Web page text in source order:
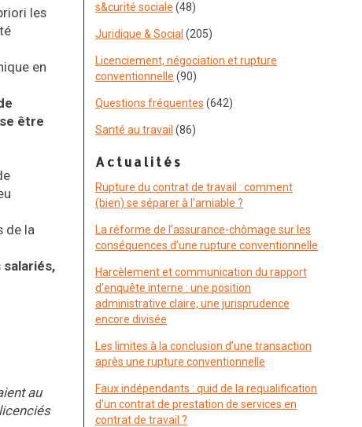
les
en
être
de la
au
s&curité sociale (48)
Juridique & Social (205)
Licenciement, négociation et rupture
conventionnelle (90)
Questions fréquentes (642)
Santé au travail (86)
Actualités
Rupture du contrat de travail : comment
(bien) se séparer à l’amiable ?
La réforme de l’assurance-chômage sur les
conséquences d’une rupture conventionnelle
Harcèlement et communication du rapport
d’enquête interne : une position
administrative claire, une jurisprudence
encore divisée
Les limites à la conclusion d’une transaction
après une rupture conventionnelle
Faux indépendants : quid de la requalification
d’un contrat de prestation de services en
contrat de travail ?